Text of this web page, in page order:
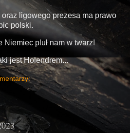
oraz ligowego prezesa ma prawo
polski.
Niemiec pluł nam w twarz!
jest Holendrem...